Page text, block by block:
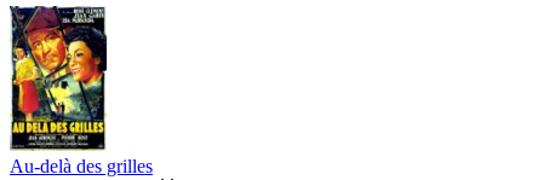
Au-delà des grilles